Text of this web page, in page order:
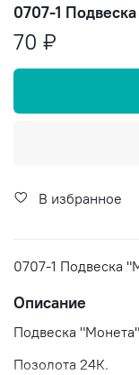
0707-1
70 ₽
В избранное
0707-1 Подвеска
Описание
Подвеска
Позолота 24К.